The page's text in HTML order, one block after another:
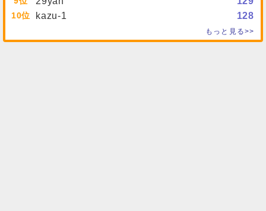
10 kazu-1 128
もっと見る>>